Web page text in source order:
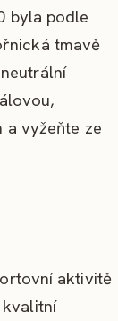
byla podle
tmavě
a vyžeňte ze
aktivitě